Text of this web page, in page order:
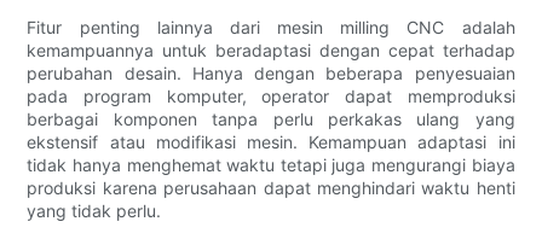
Fitur penting lainnya dari mesin milling CNC adalah
kemampuannya untuk beradaptasi dengan cepat terhadap
perubahan desain. Hanya dengan beberapa penyesuaian
pada program komputer, operator dapat memproduksi
berbagai komponen tanpa perlu perkakas ulang yang
ekstensif atau modifikasi mesin. Kemampuan adaptasi ini
tidak hanya menghemat waktu tetapi juga mengurangi biaya
produksi karena perusahaan dapat menghindari waktu henti
yang tidak perlu.